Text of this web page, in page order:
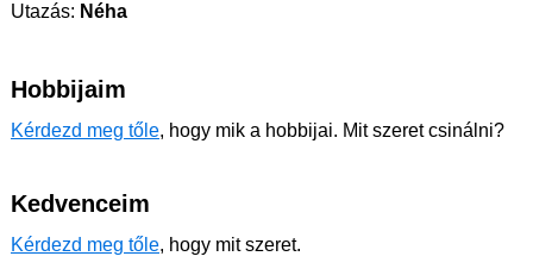
Utazás: Néha
Hobbijaim
Kérdezd meg tőle, hogy mik a hobbijai. Mit szeret csinálni?
Kedvenceim
Kérdezd meg tőle, hogy mit szeret.